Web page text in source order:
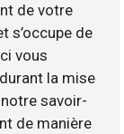
de votre
s’occupe de
vous
la mise
savoir-
de manière